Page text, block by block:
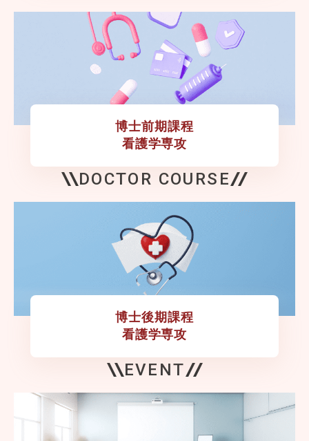
博士前期課程
看護学専攻
DOCTOR COURSE
博士後期課程
看護学専攻
EVENT